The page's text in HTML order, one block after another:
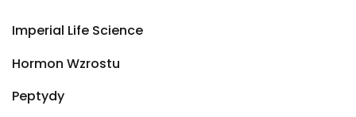
Imperial Life Science
Hormon Wzrostu
Peptydy